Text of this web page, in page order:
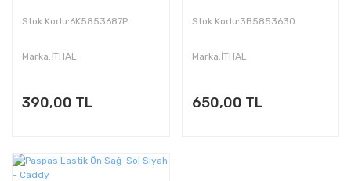
Stok Kodu:6K5853687P
Marka:İTHAL
390,00 TL
Stok Kodu:3B5853630
Marka:İTHAL
650,00 TL